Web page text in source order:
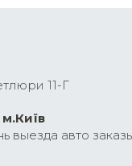
11-Г
выезда авто